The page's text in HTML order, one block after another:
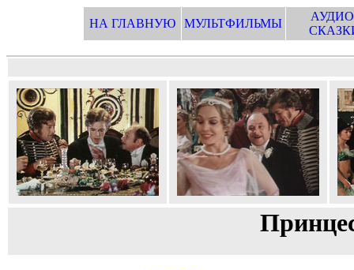
НА ГЛАВНУЮ МУЛЬТФИЛЬМЫ